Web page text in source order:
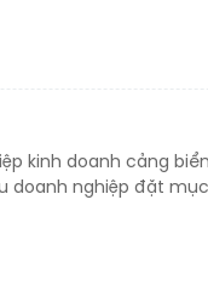
kinh doanh cảng
doanh nghiệp đặt